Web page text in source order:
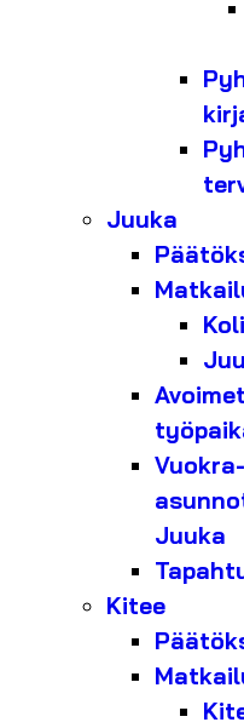
Juuka
Avoimet
Vuokra-
Juuka
Kitee